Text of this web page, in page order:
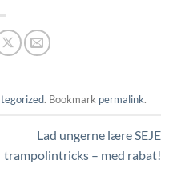
. Bookmark permalink.
Lad ungerne lære SEJE
trampolintricks – med rabat!